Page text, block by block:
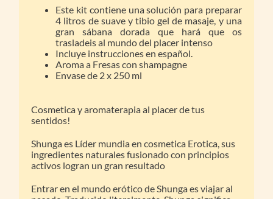
Este kit contiene una solución para preparar
4 litros de suave y tibio gel de masaje, y una
gran sábana dorada que hará que os
trasladeis al mundo del placer intenso
Incluye instrucciones en español.
Aroma a Fresas con shampagne
Envase de 2 x 250 ml
Cosmetica y aromaterapia al placer de tus
sentidos!
Shunga es Líder mundia en cosmetica Erotica, sus
ingredientes naturales fusionado con principios
activos logran un gran resultado
Entrar en el mundo erótico de Shunga es viajar al